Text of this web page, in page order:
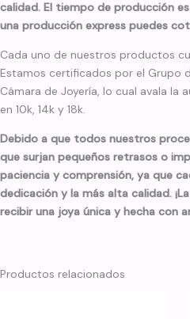
calidad. El tiempo de producción
una producción express puedes
Cada uno de nuestros productos
Estamos certificados por el Grupo
Cámara de Joyería, lo cual avala la
en 10k, 14k y 18k.
Debido a que todos nuestros
que surjan pequeños retrasos o
paciencia y comprensión, ya que
dedicación y la más alta calidad.
recibir una joya única y hecha con
Productos relacionados